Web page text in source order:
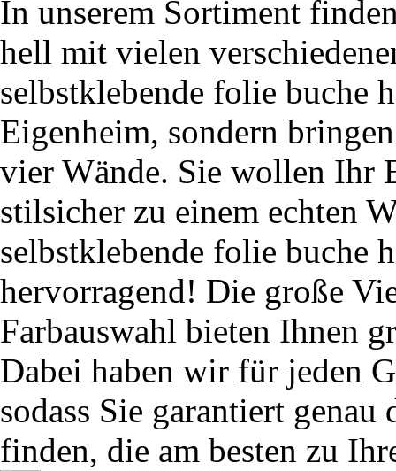
In unserem Sortiment
hell mit vielen
selbstklebende folie buche
Eigenheim, sondern
vier Wände. Sie wollen Ihr
stilsicher zu einem echten
selbstklebende folie buche
hervorragend! Die große
Farbauswahl bieten Ihnen
Dabei haben wir für jeden
sodass Sie garantiert
finden, die am besten zu